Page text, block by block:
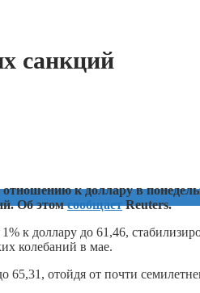
санкций
отношению к доллару в
Об этомсообщаетReuters.
к доллару до 61,46,
колебаний в мае.
отойдя от почти